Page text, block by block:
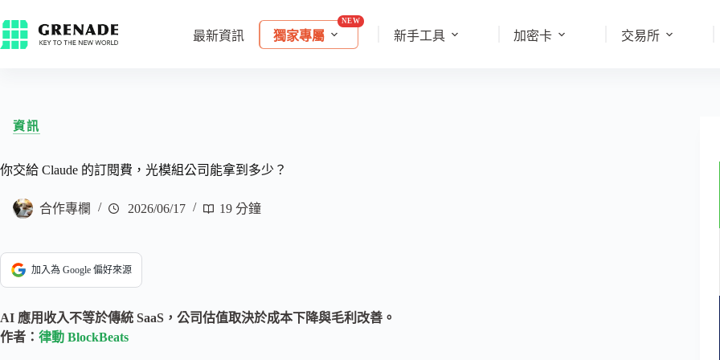
最新資訊 獨家專屬 新手工具 加密卡 交易所
資訊
你交給 Claude 的訂閱費，光模組公司能拿到多少？
合作專欄 2026/06/17 19 分鐘
加入為 Google 偏好來源
AI 應用收入不等於傳統 SaaS，公司估值取決於成本下降與毛利改善。
作者： 律動 BlockBeats